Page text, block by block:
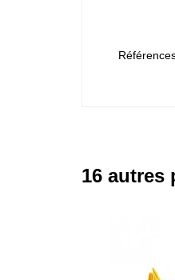
16 autres